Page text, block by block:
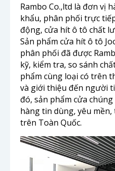
Rambo Co.,ltd là đơn vị
khẩu, phân phối trực
động, cửa hít ô tô chất
Sản phẩm cửa hít ô tô
phân phối đã được
kỹ, kiểm tra, so sánh
phẩm cùng loại có trên
và giới thiệu đến người
đó, sản phẩm cửa
hàng tin dùng, yêu
trên Toàn Quốc.